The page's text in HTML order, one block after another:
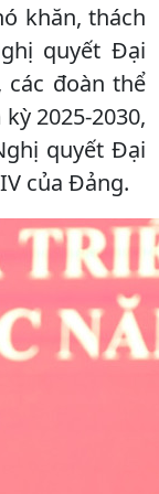
khăn, thách
quyết Đại
đoàn thể
2025-2030,
quyết Đại
của Đảng.